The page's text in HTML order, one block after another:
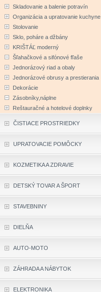
Skladovanie a balenie potravín
Organizácia a upratovanie kuchyne
Stolovanie
Sklo, poháre a džbány
KRIŠTÁĽ moderný
Šľahačkové a sifónové fľaše
Jednorázový riad a obaly
Jednorázové obrusy a prestierania
Dekorácie
Zásobníky,náplne
Reštauračné a hotelové doplnky
ČISTIACE PROSTRIEDKY
UPRATOVACIE POMÔCKY
KOZMETIKA A ZDRAVIE
DETSKÝ TOVAR A ŠPORT
STAVEBNINY
DIELŇA
AUTO-MOTO
ZÁHRADA A NÁBYTOK
ELEKTRONIKA